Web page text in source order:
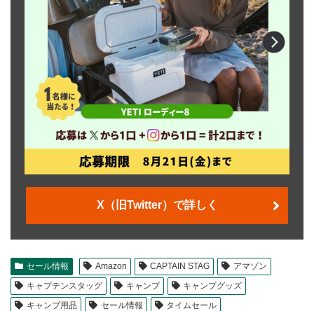
X（旧Twitter）で詳しく
セール情報 Amazon CAPTAIN STAG
アマゾン
キャプテンスタッグ
キャンプ
キャンプグッズ
キャンプ用品
セール情報
タイムセール